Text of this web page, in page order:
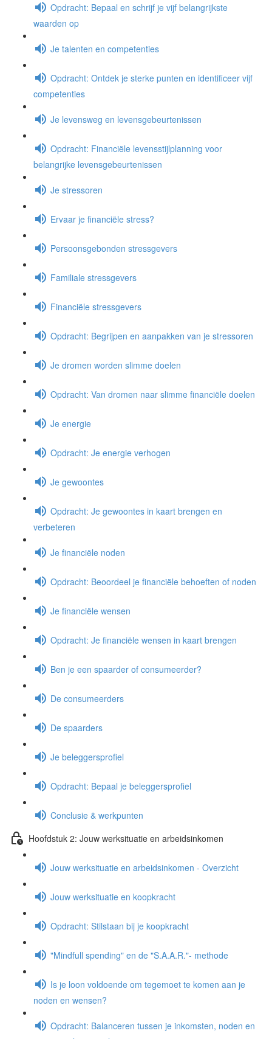
Opdracht: Bepaal en schrijf je vijf belangrijkste
waarden op
Je talenten en competenties
Opdracht: Ontdek je sterke punten en identificeer vijf
competenties
Je levensweg en levensgebeurtenissen
Opdracht: Financiële levensstijlplanning voor
belangrijke levensgebeurtenissen
Je stressoren
Ervaar je financiële stress?
Persoonsgebonden stressgevers
Familiale stressgevers
Financiële stressgevers
Opdracht: Begrijpen en aanpakken van je stressoren
Je dromen worden slimme doelen
Opdracht: Van dromen naar slimme financiële doelen
Je energie
Opdracht: Je energie verhogen
Je gewoontes
Opdracht: Je gewoontes in kaart brengen en
verbeteren
Je financiële noden
Opdracht: Beoordeel je financiële behoeften of noden
Je financiële wensen
Opdracht: Je financiële wensen in kaart brengen
Ben je een spaarder of consumeerder?
De consumeerders
De spaarders
Je beleggersprofiel
Opdracht: Bepaal je beleggersprofiel
Conclusie & werkpunten
Hoofdstuk 2: Jouw werksituatie en arbeidsinkomen
Jouw werksituatie en arbeidsinkomen - Overzicht
Jouw werksituatie en koopkracht
Opdracht: Stilstaan bij je koopkracht
"Mindfull spending" en de "S.A.A.R."- methode
Is je loon voldoende om tegemoet te komen aan je
noden en wensen?
Opdracht: Balanceren tussen je inkomsten, noden en